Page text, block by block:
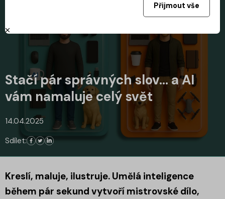
Stačí pár správných slov… a AI
vám namaluje celý svět
14.04.2025
Sdílet:
Kreslí, maluje, ilustruje. Umělá inteligence
během pár sekund vytvoří mistrovské dílo,
Přijmout vše